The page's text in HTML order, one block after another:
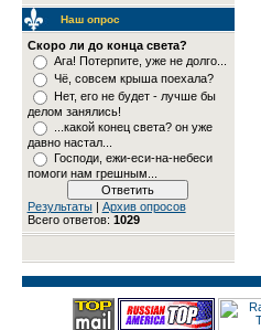
Наш опрос
Скоро ли до конца света?
Ага! Потерпите, уже не долго...
Чё, совсем крыша поехала?
Нет, его не будет - лучше бы
делом занялись!
...какой конец света? он уже
давно настал...
Господи, ежи-еси-на-небеси
помоги нам грешным...
Результаты| Архив опросов
Всего ответов: 1029